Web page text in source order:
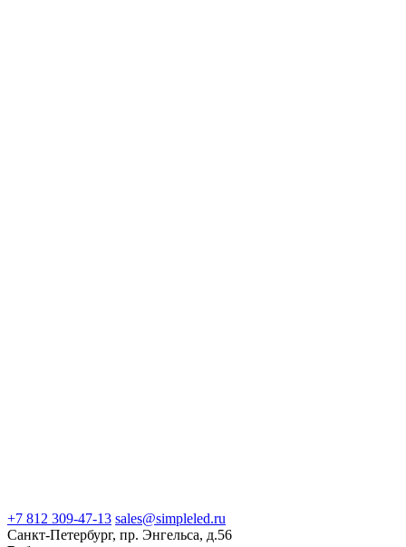
+7 812 309-47-13 sales@simpleled.ru
Санкт-Петербург, пр. Энгельса, д.56